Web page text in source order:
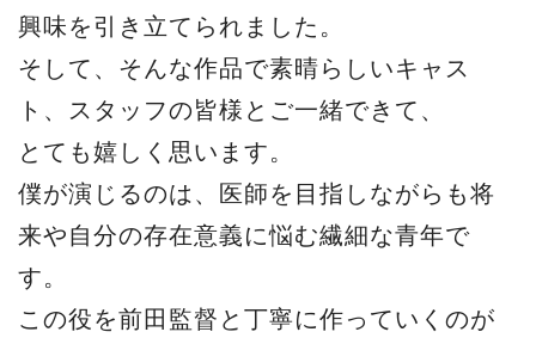
興味を引き立てられました。
そして、そんな作品で素晴らしいキャス
ト、スタッフの皆様とご一緒できて、
とても嬉しく思います。
僕が演じるのは、医師を目指しながらも将
来や自分の存在意義に悩む繊細な青年で
す。
この役を前田監督と丁寧に作っていくのが